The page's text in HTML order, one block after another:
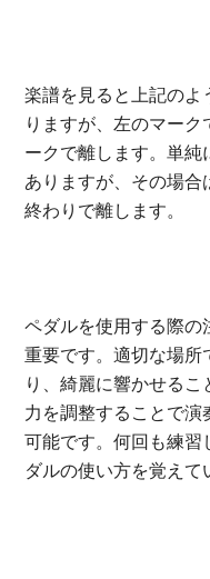
楽譜を見ると上記のよ
りますが、左のマー
ークで離します。単純
ありますが、その場
終わりで離します。
ペダルを使用する際
重要です。適切な場所
り、綺麗に響かせる
力を調整することで演
可能です。何回も練
ダルの使い方を覚えて